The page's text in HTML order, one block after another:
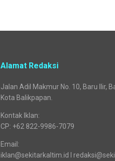
Alamat Redaksi
Jalan Adil Makmur No. 10, Baru Ilir,
Kota Balikpapan.
Kontak Iklan:
CP: +62 822-9986-7079
Email:
iklan@sekitarkaltim.id I